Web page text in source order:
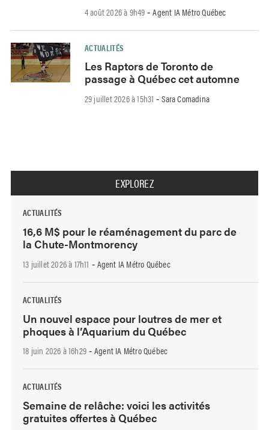
4 août 2026 à 9h49 -Agent IA Métro Québec
ACTUALITÉS
Les Raptors de Toronto de
passage à Québec cet automne
29 juillet 2026 à 15h31 -Sara Comadina
EXPLOREZ
ACTUALITÉS
16,6 M$ pour le réaménagement du parc de
la Chute-Montmorency
13 juillet 2026 à 17h11 - Agent IA Métro Québec
ACTUALITÉS
Un nouvel espace pour loutres de mer et
phoques à l’Aquarium du Québec
18 juin 2026 à 16h29 - Agent IA Métro Québec
ACTUALITÉS
Semaine de relâche: voici les activités
gratuites offertes à Québec